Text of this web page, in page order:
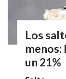
Los
un 21%